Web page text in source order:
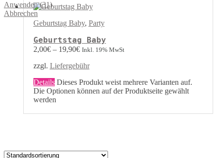
Geburtstag Baby, Party
Geburtstag Baby
2,00€– 19,90€ Inkl. 19% MwSt
zzgl. Liefergebühr
Details Dieses Produkt weist mehrere Varianten auf.
Die Optionen können auf der Produktseite gewählt
werden
Anwenden(31)
Abbrechen